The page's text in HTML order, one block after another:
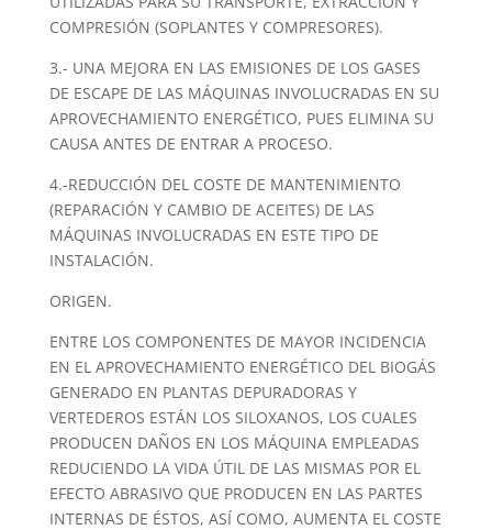
COMPRESIÓN (SOPLANTES Y COMPRESORES).
3.- UNA MEJORA EN LAS EMISIONES DE LOS GASES
DE ESCAPE DE LAS MÁQUINAS INVOLUCRADAS EN SU
APROVECHAMIENTO ENERGÉTICO, PUES ELIMINA SU
CAUSA ANTES DE ENTRAR A PROCESO.
4.-REDUCCIÓN DEL COSTE DE MANTENIMIENTO
(REPARACIÓN Y CAMBIO DE ACEITES) DE LAS
MÁQUINAS INVOLUCRADAS EN ESTE TIPO DE
INSTALACIÓN.
ORIGEN.
ENTRE LOS COMPONENTES DE MAYOR INCIDENCIA
EN EL APROVECHAMIENTO ENERGÉTICO DEL BIOGÁS
GENERADO EN PLANTAS DEPURADORAS Y
VERTEDEROS ESTÁN LOS SILOXANOS, LOS CUALES
PRODUCEN DAÑOS EN LOS MÁQUINA EMPLEADAS
REDUCIENDO LA VIDA ÚTIL DE LAS MISMAS POR EL
EFECTO ABRASIVO QUE PRODUCEN EN LAS PARTES
INTERNAS DE ÉSTOS, ASÍ COMO, AUMENTA EL COSTE